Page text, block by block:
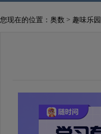
您现在的位置： 奥数 > 趣味乐园